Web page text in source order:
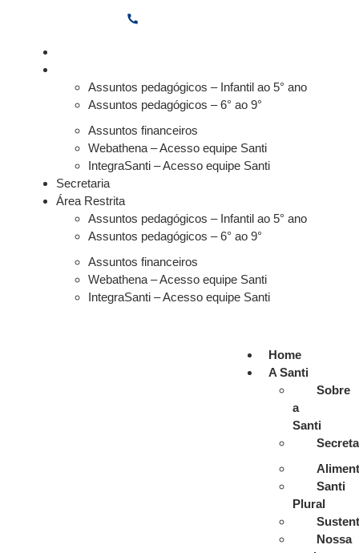
Assuntos pedagógicos – Infantil ao 5° ano
Assuntos pedagógicos – 6° ao 9°
Assuntos financeiros
Webathena – Acesso equipe Santi
IntegraSanti – Acesso equipe Santi
Secretaria
Área Restrita
Assuntos pedagógicos – Infantil ao 5° ano
Assuntos pedagógicos – 6° ao 9°
Assuntos financeiros
Webathena – Acesso equipe Santi
IntegraSanti – Acesso equipe Santi
Home
A Santi
Sobre
a
Santi
Santi
Plural
Nossa